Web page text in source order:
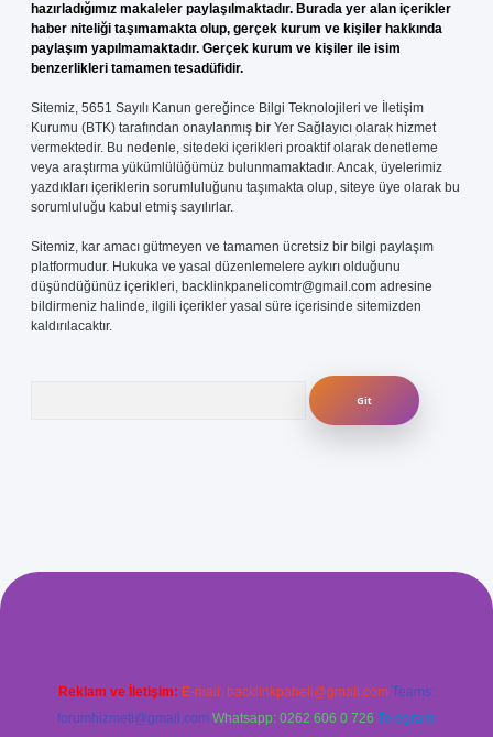
hazırladığımız makaleler paylaşılmaktadır. Burada yer alan içerikler
haber niteliği taşımamakta olup, gerçek kurum ve kişiler hakkında
paylaşım yapılmamaktadır. Gerçek kurum ve kişiler ile isim
benzerlikleri tamamen tesadüfidir.
Sitemiz, 5651 Sayılı Kanun gereğince Bilgi Teknolojileri ve İletişim
Kurumu (BTK) tarafından onaylanmış bir Yer Sağlayıcı olarak hizmet
vermektedir. Bu nedenle, sitedeki içerikleri proaktif olarak denetleme
veya araştırma yükümlülüğümüz bulunmamaktadır. Ancak, üyelerimiz
yazdıkları içeriklerin sorumluluğunu taşımakta olup, siteye üye olarak bu
sorumluluğu kabul etmiş sayılırlar.
Sitemiz, kar amacı gütmeyen ve tamamen ücretsiz bir bilgi paylaşım
platformudur. Hukuka ve yasal düzenlemelere aykırı olduğunu
düşündüğünüz içerikleri, backlinkpanelicomtr@gmail.com adresine
bildirmeniz halinde, ilgili içerikler yasal süre içerisinde sitemizden
kaldırılacaktır.
Reklam ve İletişim: E-mail: backlinkpaneli@gmail.com Teams:
forumhizmeti@gmail.com Whatsapp: 0262 606 0 726 Telegram: